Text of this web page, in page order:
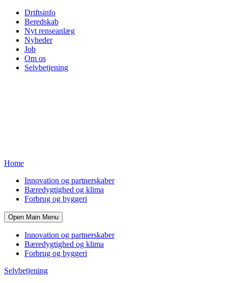
Driftsinfo
Beredskab
Nyt renseanlæg
Nyheder
Job
Om os
Selvbetjening
Home
Innovation og partnerskaber
Bæredygtighed og klima
Forbrug og byggeri
Open Main Menu
Innovation og partnerskaber
Bæredygtighed og klima
Forbrug og byggeri
Selvbetjening